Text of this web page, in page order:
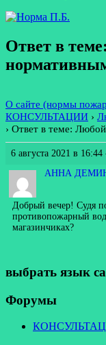
Ответ в
О сайте (нормы
КОНСУЛЬТАЦИИ ›
› Ответ в теме:
6 августа 2021 в 16:44
АННА
Добрый вечер! Судя
противопожарный
магазинчиках?
выбрать язык
Форумы